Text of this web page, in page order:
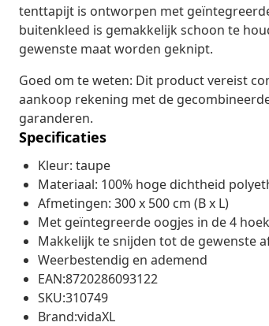
tenttapijt is ontworpen met
buitenkleed is gemakkelijk schoon te
gewenste maat worden geknipt.
Goed om te weten: Dit product vereist
aankoop rekening met de
garanderen.
Specificaties
Kleur: taupe
Materiaal: 100% hoge dichtheid
Afmetingen: 300 x 500 cm (B x L)
Met geïntegreerde oogjes in de 4
Makkelijk te snijden tot de gewenste
Weerbestendig en ademend
EAN:8720286093122
SKU:310749
Brand:vidaXL